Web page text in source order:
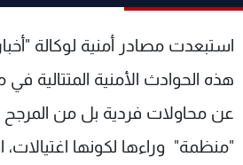
استبعدت مصادر أمنية لوكالة
هذه الحوادث الأمنية المتتالية
عن محاولات فردية بل من
"منظمة" وراءها لكونها اغتيالات،
الترددات
الإنـتـاج
لاعلاناتكم
تواصل معنا
شروط
سياسة